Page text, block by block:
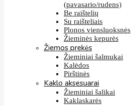
(pavasario/rudens)
Be raištelių
Su raišteliais
Plonos viensluoksnės
Žieminės kepurės
Žiemos prekės
Žieminiai šalmukai
Kalėdos
Pirštinės
Kaklo aksesuarai
Žieminiai šalikai
Kaklaskarės